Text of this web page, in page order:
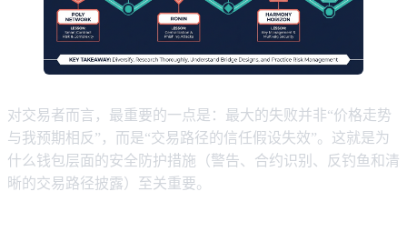
对交易者而言，最重要的一点是：最大的失败并非“价格走势
与我预期相反”，而是“交易路径的信任假设失效”。这就是为
什么钱包层面的安全防护措施（警告、合约识别、反钓鱼和清
晰的交易路径披露）至关重要。